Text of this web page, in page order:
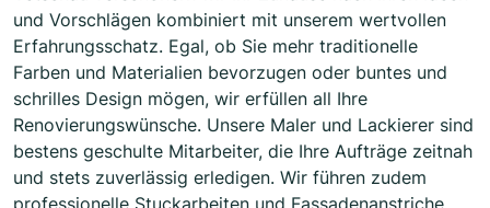
und Vorschlägen kombiniert mit unserem wertvollen
Erfahrungsschatz. Egal, ob Sie mehr traditionelle
Farben und Materialien bevorzugen oder buntes und
schrilles Design mögen, wir erfüllen all Ihre
Renovierungswünsche. Unsere Maler und Lackierer sind
bestens geschulte Mitarbeiter, die Ihre Aufträge zeitnah
und stets zuverlässig erledigen. Wir führen zudem